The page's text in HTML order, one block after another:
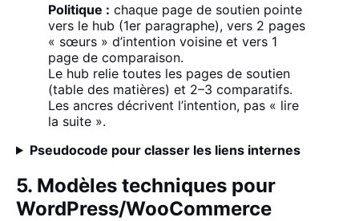
Politique : chaque page de soutien pointe
vers le hub (1er paragraphe), vers 2 pages
« sœurs » d’intention voisine et vers 1
page de comparaison.
Le hub relie toutes les pages de soutien
(table des matières) et 2–3 comparatifs.
Les ancres décrivent l’intention, pas « lire
la suite ».
Pseudocode pour classer les liens internes
5. Modèles techniques pour
WordPress/WooCommerce